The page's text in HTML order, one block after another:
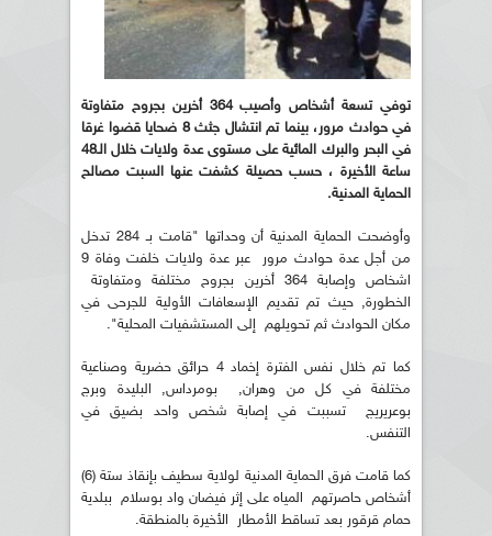
توفي تسعة أشخاص وأصيب 364 أخرين بجروح متفاوتة
في حوادث مرور، بينما تم انتشال جثث 8 ضحايا قضوا غرقا
في البحر والبرك المائية على مستوى عدة ولايات خلال الـ48
ساعة الأخيرة ، حسب حصيلة كشفت عنها السبت مصالح
الحماية المدنية.
وأوضحت الحماية المدنية أن وحداتها "قامت بـ 284 تدخل
من أجل عدة حوادث مرور عبر عدة ولايات خلفت وفاة 9
اشخاص وإصابة 364 أخرين بجروح مختلفة ومتفاوتة
الخطورة, حيث تم تقديم الإسعافات الأولية للجرحى في
مكان الحوادث ثم تحويلهم إلى المستشفيات المحلية".
كما تم خلال نفس الفترة إخماد 4 حرائق حضرية وصناعية
مختلفة في كل من وهران, بومرداس, البليدة وبرج
بوعريريج تسببت في إصابة شخص واحد بضيق في
التنفس.
كما قامت فرق الحماية المدنية لولاية سطيف بإنقاذ ستة (6)
أشخاص حاصرتهم المياه على إثر فيضان واد بوسلام ببلدية
حمام قرقور بعد تساقط الأمطار الأخيرة بالمنطقة.